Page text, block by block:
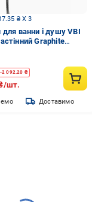
₴ X 3
ванни і душу VBI
Graphite
-2 092.20 ₴
шт.
Доставимо